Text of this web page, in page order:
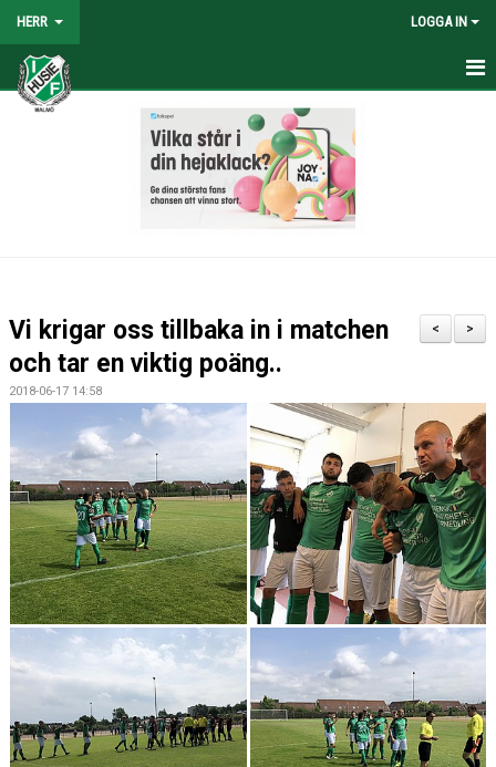
HERR LOGGA IN
HEM
MATCHER
BILDGALLERI
KONTAKT
>
<
Vi krigar oss tillbaka in i matchen
och tar en viktig poäng..
2018-06-17 14:58